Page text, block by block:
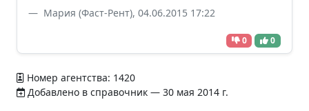
Мария (Фаст-Рент), 04.06.2015 17:22
0 0
Номер агентства: 1420
Добавлено в справочник — 30 мая 2014 г.